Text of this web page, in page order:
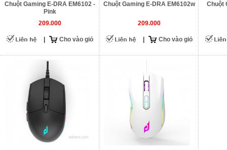
Chuột Gaming E-DRA EM6102 -
Pink
209.000
Cho vào giỏ
Chuột Gaming E-DRA EM6102w
209.000
Cho vào giỏ
Chuột